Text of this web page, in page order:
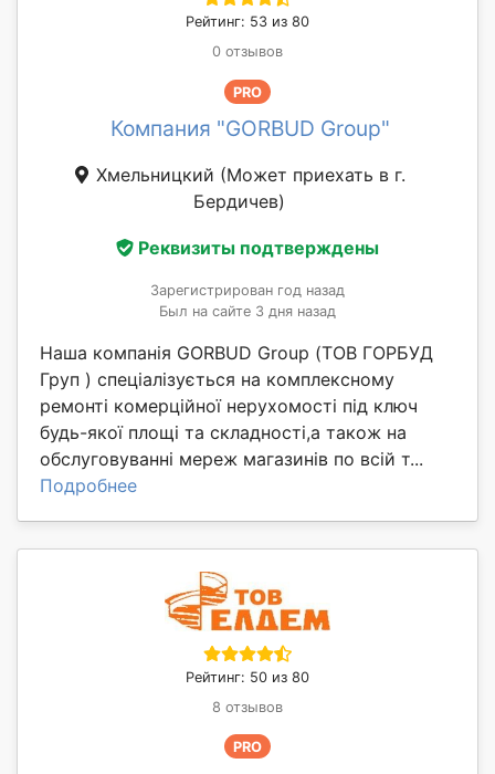
Рейтинг: 53 из 80
0 отзывов
PRO
Компания "GORBUD Group"
Хмельницкий (Может приехать в г.
Бердичев)
Реквизиты подтверждены
Зарегистрирован год назад
Был на сайте 3 дня назад
Наша компанія GORBUD Group (ТОВ ГОРБУД
Груп ) спеціалізується на комплексному
ремонті комерційної нерухомості під ключ
будь-якої площі та складності,а також на
обслуговуванні мереж магазинів по всій т...
Подробнее
Рейтинг: 50 из 80
8 отзывов
PRO